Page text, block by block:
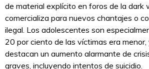
de material explícito en foros de la dark
comercializa para nuevos chantajes o
ilegal. Los adolescentes son
20 por ciento de las víctimas era menor,
destacan un aumento alarmante de
graves, incluyendo intentos de suicidio.